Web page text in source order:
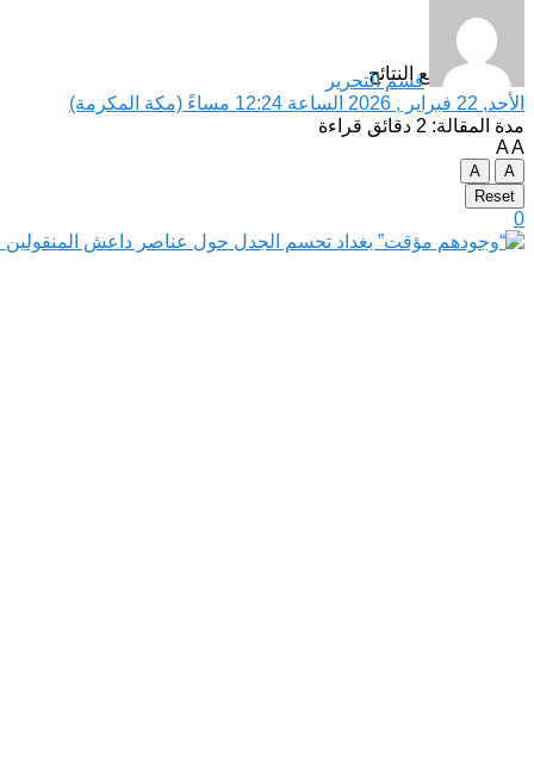
مشاهدة جميع النتائح
قسم التحرير
الأحد, 22 فبراير , 2026 الساعة 12:24 مساءً (مكة المكرمة)
مدة المقالة: 2 دقائق قراءة
AA
A
A
Reset
0